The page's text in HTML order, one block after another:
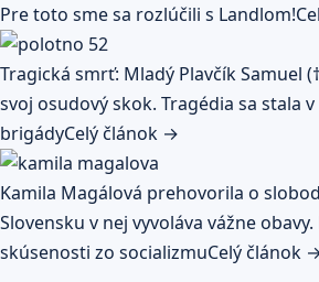
Pre toto sme sa rozlúčili s Landlom!
Tragická smrť: Mladý Plavčík Samuel
svoj osudový skok. Tragédia sa stala
brigádyCelý článok →
Kamila Magálová prehovorila o
Slovensku v nej vyvoláva vážne
skúsenosti zo socializmuCelý článok